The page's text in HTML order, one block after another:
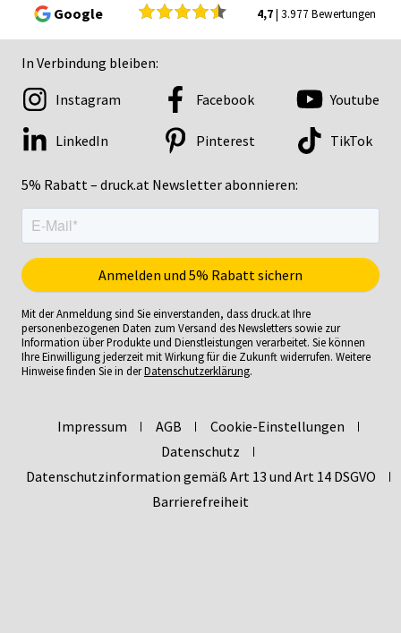
Google 4,7| 3.977 Bewertungen
In Verbindung bleiben:
5% Rabatt – druck.at Newsletter abonnieren:
Instagram Facebook Youtube
LinkedIn Pinterest TikTok
Mit der Anmeldung sind Sie einverstanden, dass druck.at Ihre
personenbezogenen Daten zum Versand des Newsletters sowie zur
Information über Produkte und Dienstleistungen verarbeitet. Sie können
Ihre Einwilligung jederzeit mit Wirkung für die Zukunft widerrufen. Weitere
Hinweise finden Sie in derDatenschutzerklärung.
Impressum AGB
Cookie-Einstellungen
Datenschutz
Datenschutzinformation gemäß Art 13 und Art 14 DSGVO
Barrierefreiheit